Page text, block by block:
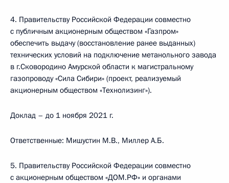
4. Правительству Российской Федерации совместно
с публичным акционерным обществом «Газпром»
обеспечить выдачу (восстановление ранее выданных)
технических условий на подключение метанольного завода
в г.Сковородино Амурской области к магистральному
газопроводу «Сила Сибири» (проект, реализуемый
акционерным обществом «Технолизинг»).
Доклад – до 1 ноября 2021 г.
Ответственные: Мишустин М.В., Миллер А.Б.
5. Правительству Российской Федерации совместно
с акционерным обществом «ДОМ.РФ» и органами